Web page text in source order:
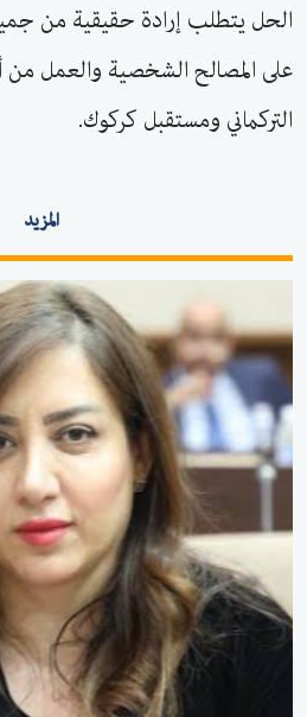
الحل يتطلب إرادة حقيقية من
على المصالح الشخصية والعمل
التركماني ومستقبل كركوك.
المزيد